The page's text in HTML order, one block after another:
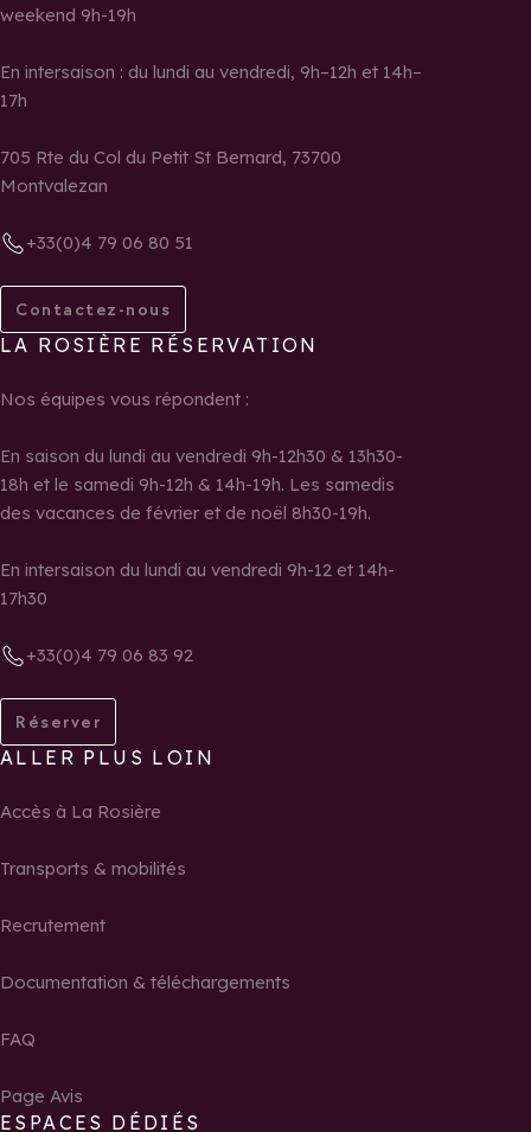
weekend 9h-19h
En intersaison : du lundi au vendredi, 9h–12h et 14h–
17h
705 Rte du Col du Petit St Bernard, 73700
Montvalezan
+33(0)4 79 06 80 51
Contactez-nous
LA ROSIÈRE RÉSERVATION
Nos équipes vous répondent :
En saison du lundi au vendredi 9h-12h30 & 13h30-
18h et le samedi 9h-12h & 14h-19h. Les samedis
des vacances de février et de noël 8h30-19h.
En intersaison du lundi au vendredi 9h-12 et 14h-
17h30
+33(0)4 79 06 83 92
Réserver
ALLER PLUS LOIN
Accès à La Rosière
Transports & mobilités
Recrutement
Documentation & téléchargements
FAQ
Page Avis
ESPACES DÉDIÉS